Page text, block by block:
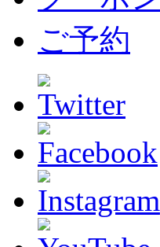
ご予約